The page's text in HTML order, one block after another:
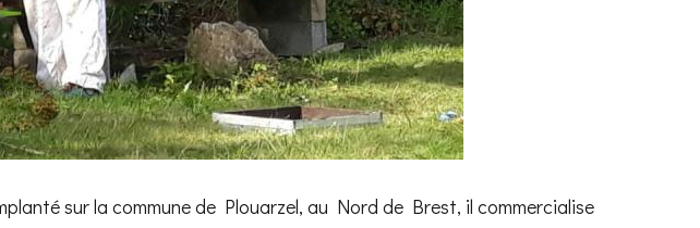
sur la commune de Plouarzel, au Nord de Brest, il commercialise